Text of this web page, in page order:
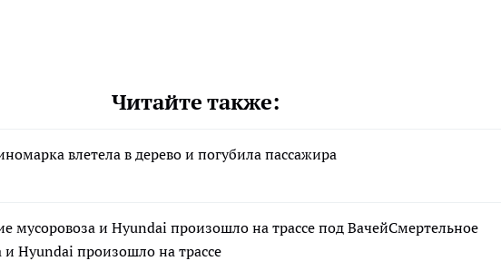
Читайте также:
влетела в дерево и погубила пассажира
мусоровоза и Hyundai произошло на трассе под ВачейСмертельное
и Hyundai произошло на трассе